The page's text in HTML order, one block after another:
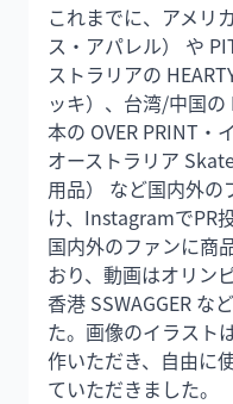
これまでに、アメリ
ス・アパレル） や
ストラリアの
ッキ）、台湾/中国の
本の OVER PRINT・
オーストラリア
用品） など国内外の
け、InstagramでPR
国内外のファンに商
おり、動画はオリン
香港 SSWAGGER な
た。画像のイラスト
作いただき、自由に
ていただきました。